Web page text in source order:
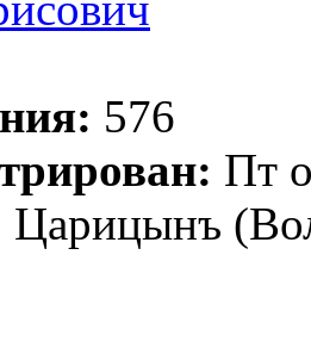
576
Пт
Царицынъ